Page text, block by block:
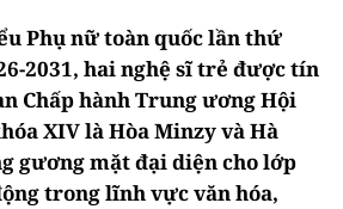
Phụ nữ toàn quốc lần thứ
2031, hai nghệ sĩ trẻ được tín
Chấp hành Trung ương Hội
XIV là Hòa Minzy và Hà
gương mặt đại diện cho lớp
trong lĩnh vực văn hóa,